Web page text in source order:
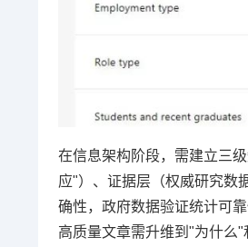
在信息架构阶段，需建立三
应"）、证据层（权威研究数
确性，政府数据验证统计可
高质量文章需升维到"为什么